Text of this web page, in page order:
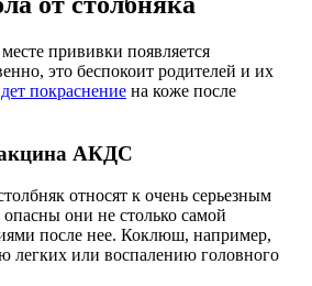
прививки появляется
это беспокоит родителей и их
покраснение на коже после
АКДС
относят к очень серьезным
они не столько самой
после нее. Коклюш, например,
легких или воспалению головного